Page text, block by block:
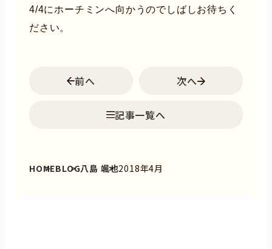
4/4にホーチミンへ向かうのでしばしお待ちく
ださい。
前へ
記事一覧へ
次へ
HOMEBLOG八島 颯也2018年4月